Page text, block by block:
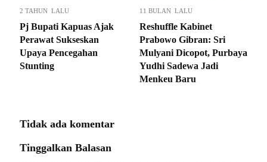
2 TAHUN LALU
Pj Bupati Kapuas Ajak
Perawat Sukseskan
Upaya Pencegahan
Stunting
11 BULAN LALU
Reshuffle Kabinet
Prabowo Gibran: Sri
Mulyani Dicopot, Purbaya
Yudhi Sadewa Jadi
Menkeu Baru
Tidak ada komentar
Tinggalkan Balasan